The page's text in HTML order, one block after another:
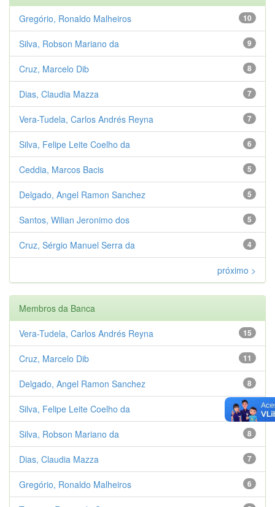
10
Gregório, Ronaldo Malheiros
9
Silva, Robson Mariano da
8
Cruz, Marcelo Dib
7
Dias, Claudia Mazza
7
Vera-Tudela, Carlos Andrés Reyna
6
Silva, Felipe Leite Coelho da
5
Ceddia, Marcos Bacis
5
Delgado, Angel Ramon Sanchez
5
Santos, Wilian Jeronimo dos
4
Cruz, Sérgio Manuel Serra da
próximo >
Membros da Banca
15
Vera-Tudela, Carlos Andrés Reyna
11
Cruz, Marcelo Dib
8
Delgado, Angel Ramon Sanchez
8
Silva, Felipe Leite Coelho da
8
Silva, Robson Mariano da
7
Dias, Claudia Mazza
6
Gregório, Ronaldo Malheiros